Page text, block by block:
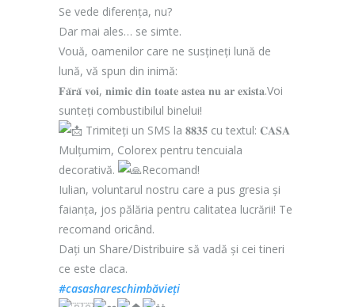
Se vede diferența, nu?
Dar mai ales… se simte.
Vouă, oamenilor care ne susțineți lună de
lună, vă spun din inimă:
𝐅𝐚̆𝐫𝐚̆ 𝐯𝐨𝐢, 𝐧𝐢𝐦𝐢𝐜 𝐝𝐢𝐧 𝐭𝐨𝐚𝐭𝐞 𝐚𝐬𝐭𝐞𝐚 𝐧𝐮 𝐚𝐫 𝐞𝐱𝐢𝐬𝐭𝐚.Voi
sunteți combustibilul binelui!
Trimiteți un SMS la 𝟖𝟖𝟑𝟓 cu textul: 𝐂𝐀𝐒𝐀
Mulțumim, Colorex pentru tencuiala
decorativă.
Recomand!
Iulian, voluntarul nostru care a pus gresia și
faianța, jos pălăria pentru calitatea lucrării! Te
recomand oricând.
Dați un Share/Distribuire să vadă și cei tineri
ce este claca.
#casashareschimbăvieți